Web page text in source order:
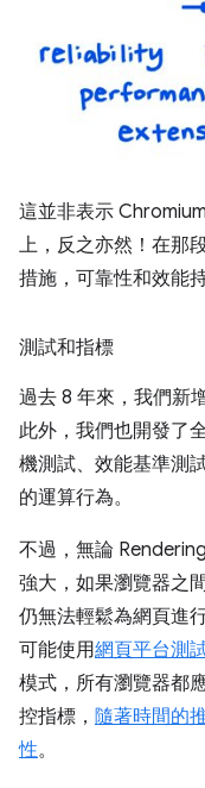
這並非表示
上，反之亦然！在那
措施，可靠性和效能
測試和指標
過去 8 年來，我們新
此外，我們也開發了
機測試、效能基準測
的運算行為。
不過，無論
強大，如果瀏覽器之
仍無法輕鬆為網頁進
可能使用網頁平台測
模式，所有瀏覽器都
控指標， 隨著時間的
性。